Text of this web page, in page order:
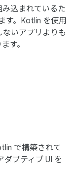
込まれているた
す。Kotlin を使用
いアプリよりも
す。
で構築されて
ダプティブ UI を